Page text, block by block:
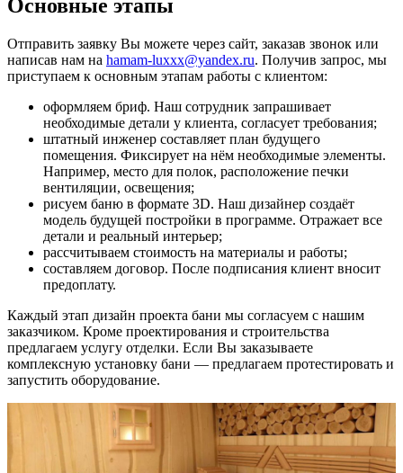
Основные этапы
Отправить заявку Вы можете через сайт, заказав звонок или
написав нам на hamam-luxxx@yandex.ru. Получив запрос, мы
приступаем к основным этапам работы с клиентом:
оформляем бриф. Наш сотрудник запрашивает
необходимые детали у клиента, согласует требования;
штатный инженер составляет план будущего
помещения. Фиксирует на нём необходимые элементы.
Например, место для полок, расположение печки
вентиляции, освещения;
рисуем баню в формате 3D. Наш дизайнер создаёт
модель будущей постройки в программе. Отражает все
детали и реальный интерьер;
рассчитываем стоимость на материалы и работы;
составляем договор. После подписания клиент вносит
предоплату.
Каждый этап дизайн проекта бани мы согласуем с нашим
заказчиком. Кроме проектирования и строительства
предлагаем услугу отделки. Если Вы заказываете
комплексную установку бани — предлагаем протестировать и
запустить оборудование.